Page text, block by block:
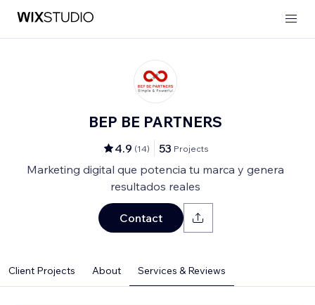
BEP BE PARTNERS
4.9 (14) 53 Projects
Marketing digital que potencia tu marca y genera
resultados reales
Contact
Client Projects About Services & Reviews